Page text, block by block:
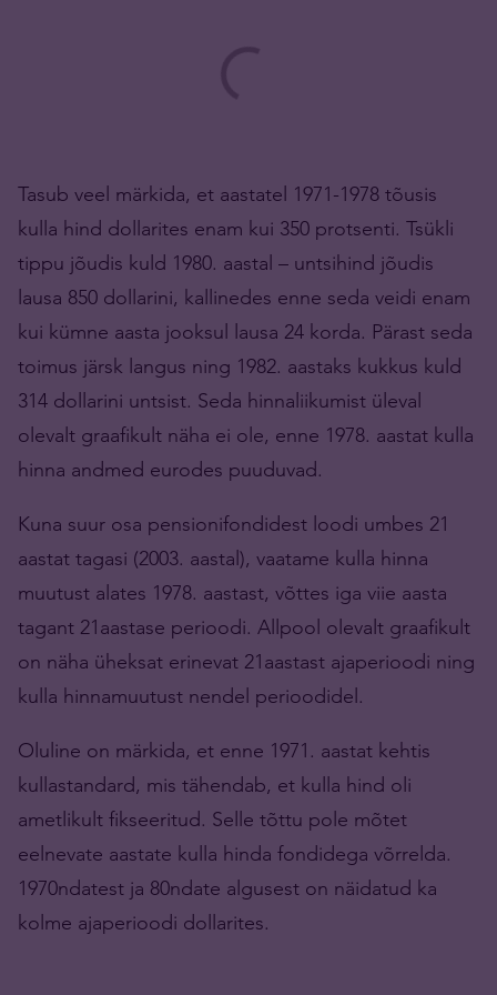
Tasub veel märkida, et aastatel 1971-1978 tõusis
kulla hind dollarites enam kui 350 protsenti. Tsükli
tippu jõudis kuld 1980. aastal – untsihind jõudis
lausa 850 dollarini, kallinedes enne seda veidi enam
kui kümne aasta jooksul lausa 24 korda. Pärast seda
toimus järsk langus ning 1982. aastaks kukkus kuld
314 dollarini untsist. Seda hinnaliikumist üleval
olevalt graafikult näha ei ole, enne 1978. aastat kulla
hinna andmed eurodes puuduvad.
Kuna suur osa pensionifondidest loodi umbes 21
aastat tagasi (2003. aastal), vaatame kulla hinna
muutust alates 1978. aastast, võttes iga viie aasta
tagant 21aastase perioodi. Allpool olevalt graafikult
on näha üheksat erinevat 21aastast ajaperioodi ning
kulla hinnamuutust nendel perioodidel.
Oluline on märkida, et enne 1971. aastat kehtis
kullastandard, mis tähendab, et kulla hind oli
ametlikult fikseeritud. Selle tõttu pole mõtet
eelnevate aastate kulla hinda fondidega võrrelda.
1970ndatest ja 80ndate algusest on näidatud ka
kolme ajaperioodi dollarites.